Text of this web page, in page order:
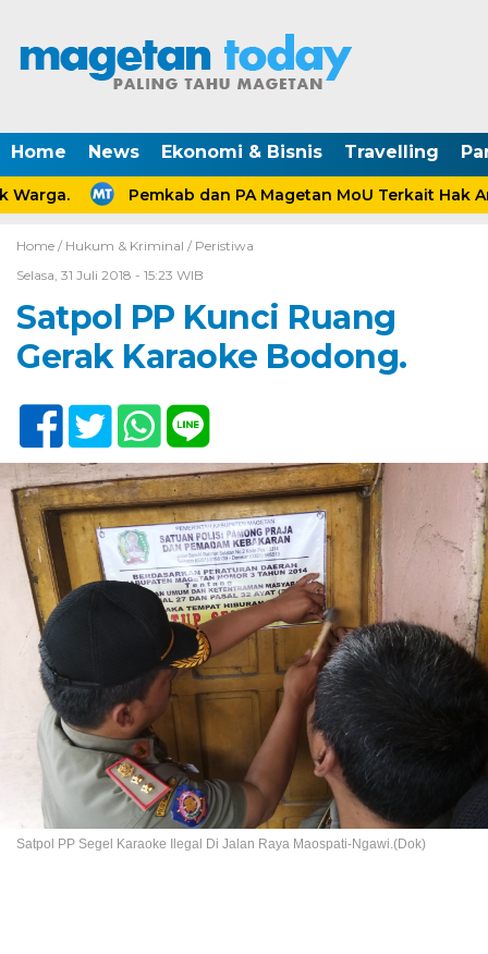
Home News Ekonomi & Bisnis Travelling
Pemkab dan PA Magetan MoU Terkait Hak
Home / Hukum & Kriminal / Peristiwa
Selasa, 31 Juli 2018 - 15:23 WIB
Satpol PP Kunci Ruang
Gerak Karaoke Bodong.
Satpol PP Segel Karaoke Ilegal Di Jalan Raya Maospati-Ngawi.(Dok)